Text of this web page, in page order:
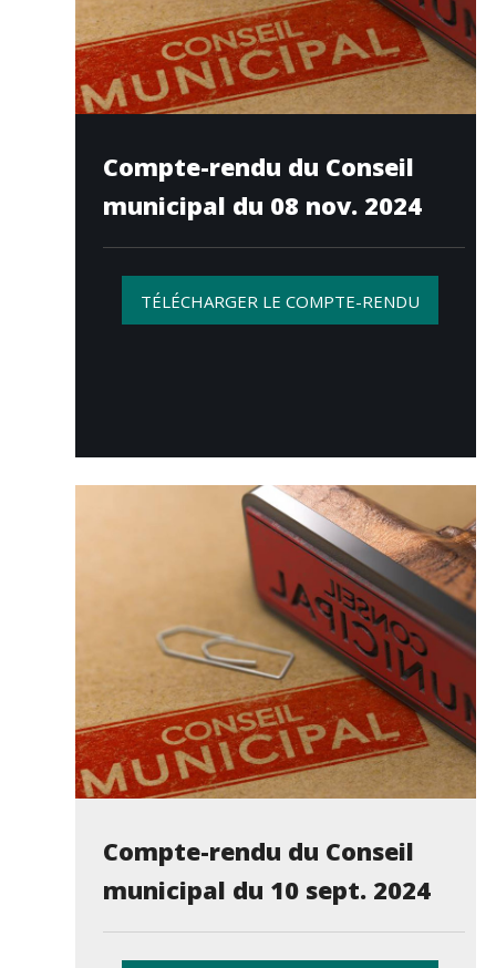
Compte-rendu du Conseil
municipal du 08 nov. 2024
TÉLÉCHARGER LE COMPTE-RENDU
Compte-rendu du Conseil
municipal du 10 sept. 2024